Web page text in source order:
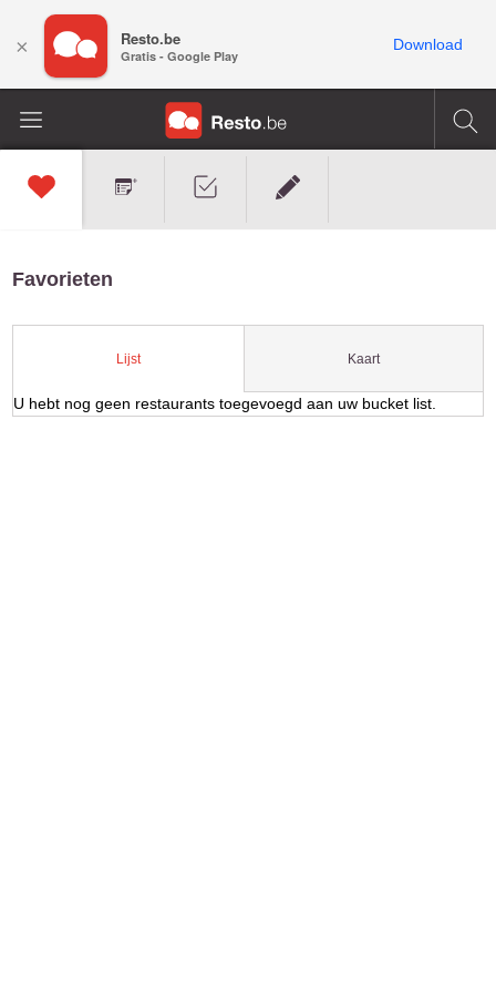
Favorieten
Lijst Kaart
U hebt nog geen restaurants toegevoegd aan uw bucket list.
× Resto.be
Gratis - Google Play
Download